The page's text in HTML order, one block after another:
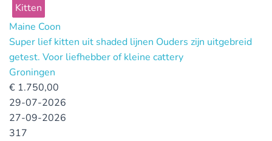
Kitten
Maine Coon
Super lief kitten uit shaded lijnen Ouders zijn uitgebreid
getest. Voor liefhebber of kleine cattery
Groningen
€ 1.750,00
29-07-2026
27-09-2026
317